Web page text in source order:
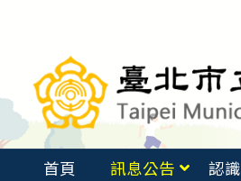
要
容
首頁 訊息公告 認